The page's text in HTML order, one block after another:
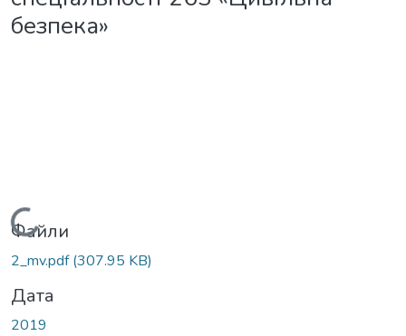
безпека»
Вантажиться...
Файли
2_mv.pdf(307.95 KB)
Дата
2019